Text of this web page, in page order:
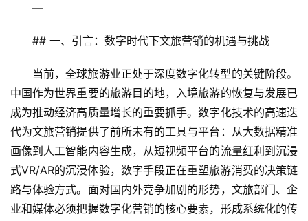
—
## 一、引言：数字时代下文旅营销的机遇与挑战
当前，全球旅游业正处于深度数字化转型的关键阶段。
中国作为世界重要的旅游目的地，入境旅游的恢复与发展已
成为推动经济高质量增长的重要抓手。数字化技术的高速迭
代为文旅营销提供了前所未有的工具与平台：从大数据精准
画像到人工智能内容生成，从短视频平台的流量红利到沉浸
式VR/AR的沉浸体验，数字手段正在重塑旅游消费的决策链
路与体验方式。面对国内外竞争加剧的形势，文旅部门、企
业和媒体必须把握数字化营销的核心要素，形成系统化的传